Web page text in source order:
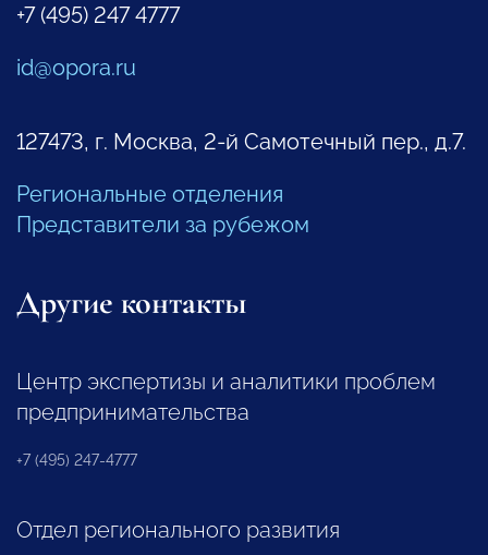
+7 (495) 247 4777
id@opora.ru
127473, г. Москва, 2-й Самотечный пер., д.7.
Региональные отделения
Представители за рубежом
Другие контакты
Центр экспертизы и аналитики проблем
предпринимательства
+7 (495) 247-4777
Отдел регионального развития